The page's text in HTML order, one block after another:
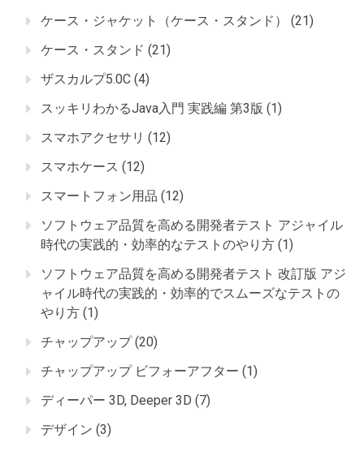
ケース・ジャケット（ケース・スタンド）
(21)
ケース・スタンド (21)
ザスカルプ5.0C (4)
スッキリわかるJava入門 実践編 第3版 (1)
スマホアクセサリ (12)
スマホケース (12)
スマートフォン用品 (12)
ソフトウェア品質を高める開発者テスト アジャイル
時代の実践的・効率的なテストのやり方 (1)
ソフトウェア品質を高める開発者テスト 改訂版 アジ
ャイル時代の実践的・効率的でスムーズなテストの
やり方 (1)
チャップアップ(20)
チャップアップ ビフォーアフター (1)
ディーパー 3D, Deeper 3D (7)
デザイン (3)